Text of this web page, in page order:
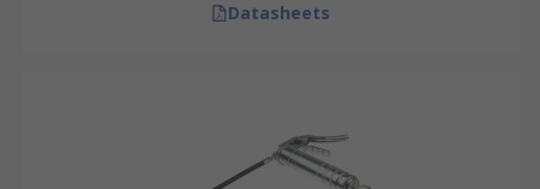
Datasheets